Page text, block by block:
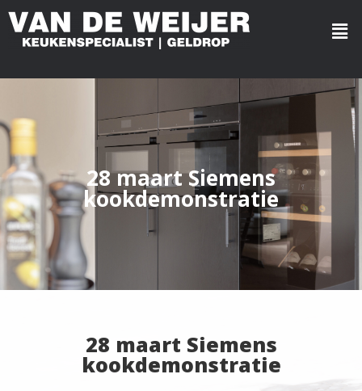
28 maart Siemens
kookdemonstratie
28 maart Siemens
kookdemonstratie